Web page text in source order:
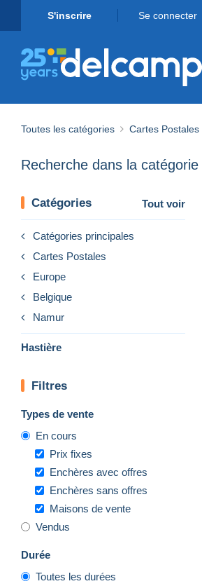
S'inscrire Se connecter
Toutes les catégories Cartes Postales
Recherche dans la catégorie
Catégories Tout voir
Catégories principales
Cartes Postales
Europe
Belgique
Namur
Hastière
Filtres
Types de vente
En cours
Prix fixes
Enchères avec offres
Enchères sans offres
Maisons de vente
Vendus
Durée
Toutes les durées